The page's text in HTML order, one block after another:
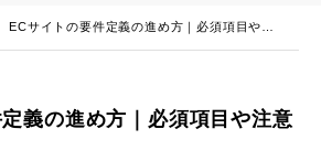
ECサイトの要件定義の進め方｜必須項目や…
義の進め方｜必須項目や注意